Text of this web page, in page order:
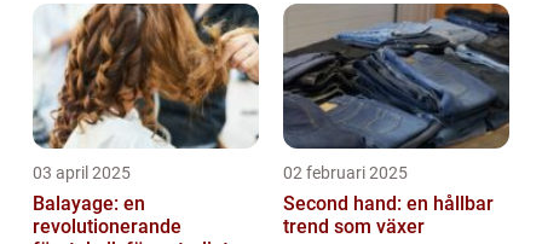
03 april 2025
Balayage: en
revolutionerande
02 februari 2025
Second hand: en hållbar
trend som växer